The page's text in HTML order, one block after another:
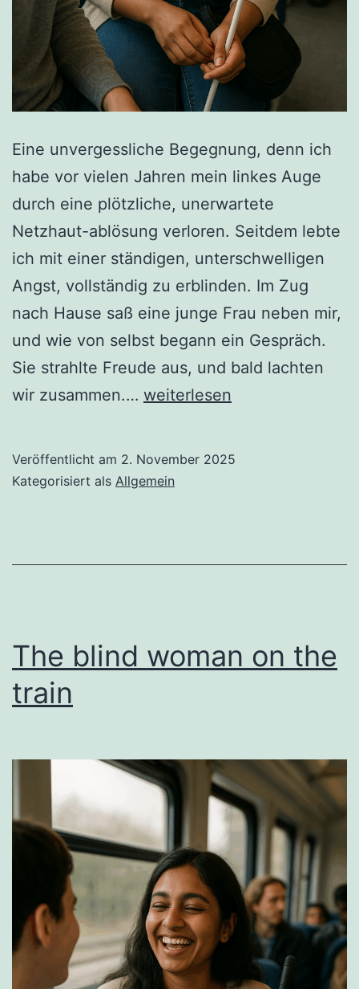
Eine unvergessliche Begegnung, denn ich
habe vor vielen Jahren mein linkes Auge
durch eine plötzliche, unerwartete
Netzhaut-ablösung verloren. Seitdem lebte
ich mit einer ständigen, unterschwelligen
Angst, vollständig zu erblinden. Im Zug
nach Hause saß eine junge Frau neben mir,
und wie von selbst begann ein Gespräch.
Sie strahlte Freude aus, und bald lachten
wir zusammen.… Die
im
weiterlesen
Veröffentlicht am 2. November 2025
Kategorisiert als Allgemein
The blind woman on the
train